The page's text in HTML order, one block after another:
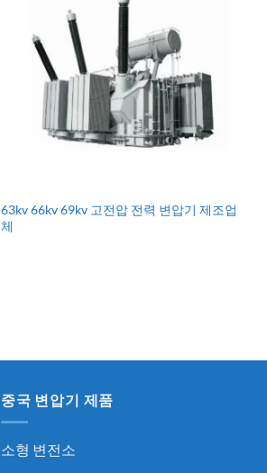
63kv 66kv 69kv 고전압 전력 변압기 제조업
체
중국 변압기 제품
소형 변전소